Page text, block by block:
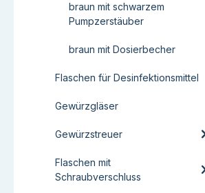
braun mit schwarzem
Pumpzerstäuber
braun mit Dosierbecher
Flaschen für Desinfektionsmittel
Gewürzgläser
Gewürzstreuer
Flaschen mit
Schraubverschluss